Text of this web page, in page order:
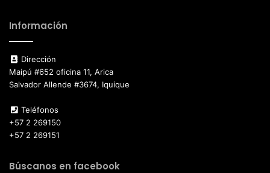
Información
Dirección
Maipú #652 oficina 11, Arica
Salvador Allende #3674, Iquique
Teléfonos
+57 2 269150
+57 2 269151
Búscanos en facebook